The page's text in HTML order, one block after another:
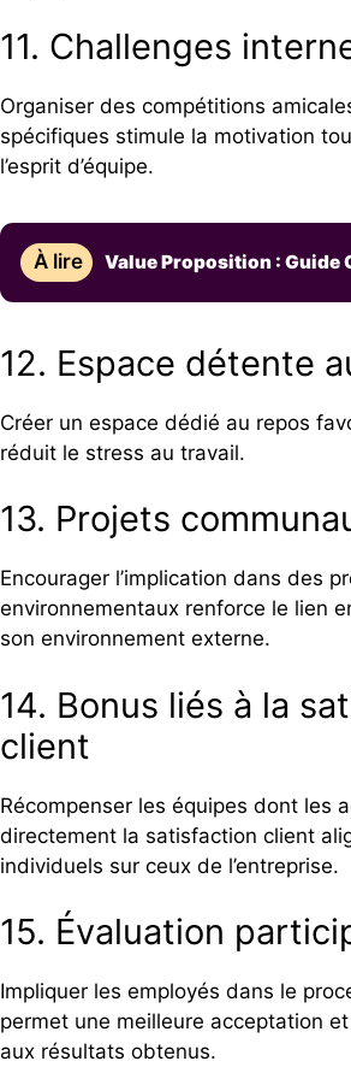
11. Challenges
Organiser des compétitions
spécifiques stimule la motivation
l’esprit d’équipe.
À lire Value Proposition : Guide
12. Espace détente
Créer un espace dédié au repos
réduit le stress au travail.
13. Projets
Encourager l’implication dans des
environnementaux renforce le lien
son environnement externe.
14. Bonus liés à la
client
Récompenser les équipes dont les
directement la satisfaction client
individuels sur ceux de l’entreprise.
15. Évaluation
Impliquer les employés dans le
permet une meilleure acceptation
aux résultats obtenus.